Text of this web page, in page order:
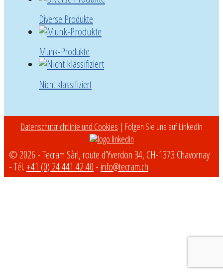
Diverse Produkte
Munk-Produkte
Nicht klassifiziert
Datenschutzrichtlinie und Cookies | Folgen Sie uns auf LinkedIn
© 2026 - Tecram Sàrl, route d’Yverdon 34, CH-1373 Chavornay
- Tél. +41 (0) 24 441 42 40 - info@tecram.ch